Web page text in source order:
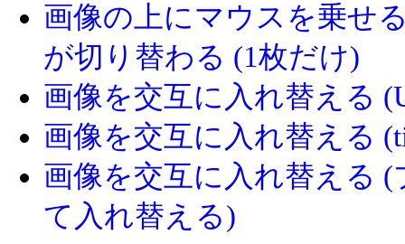
画像の上にマウスを乗せ
が切り替わる (1枚だけ)
画像を交互に入れ替える
画像を交互に入れ替える
画像を交互に入れ替える
て入れ替える)